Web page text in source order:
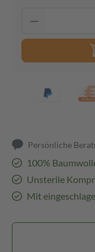
Persönliche
100%
Unsterile
Mit